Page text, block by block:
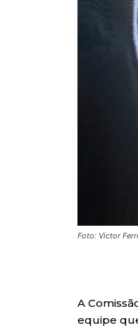
Foto: Victor
A
equipe